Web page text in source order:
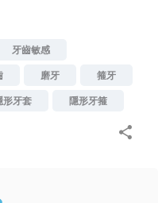
牙齒敏感
磨牙 箍牙
形牙套 隱形牙箍